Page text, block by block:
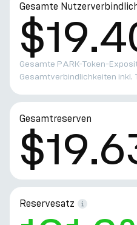
Gesamte
Gesamte PARK-Token-
Gesamtverbindlichkeiten inkl.
Gesamtreserven
Reservesatz